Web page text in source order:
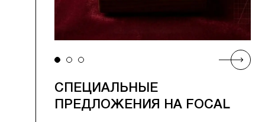
СПЕЦИАЛЬНЫЕ
ПРЕДЛОЖЕНИЯ НА FOCAL